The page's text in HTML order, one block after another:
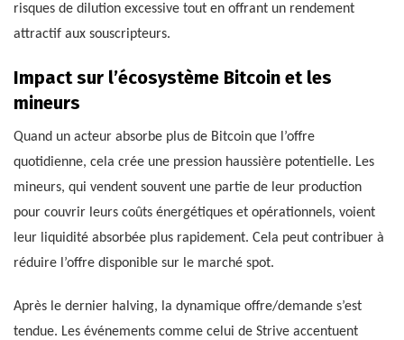
risques de dilution excessive tout en offrant un rendement
attractif aux souscripteurs.
Impact sur l’écosystème Bitcoin et les
mineurs
Quand un acteur absorbe plus de Bitcoin que l’offre
quotidienne, cela crée une pression haussière potentielle. Les
mineurs, qui vendent souvent une partie de leur production
pour couvrir leurs coûts énergétiques et opérationnels, voient
leur liquidité absorbée plus rapidement. Cela peut contribuer à
réduire l’offre disponible sur le marché spot.
Après le dernier halving, la dynamique offre/demande s’est
tendue. Les événements comme celui de Strive accentuent